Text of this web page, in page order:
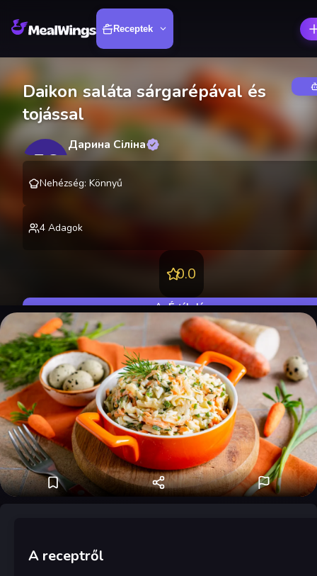
Receptek
Daikon saláta sárgarépával és
tojással
ДС
Дарина Сіліна
Nehézség: Könnyű
4 Adagok
0.0
Értékelés
A receptről